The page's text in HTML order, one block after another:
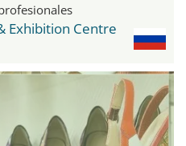
Exhibition Centre